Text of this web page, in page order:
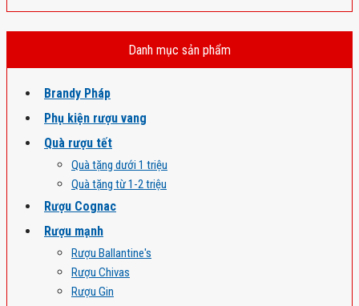
Danh mục sản phẩm
Brandy Pháp
Phụ kiện rượu vang
Quà rượu tết
Quà tặng dưới 1 triệu
Quà tặng từ 1-2 triệu
Rượu Cognac
Rượu mạnh
Rượu Ballantine's
Rượu Chivas
Rượu Gin